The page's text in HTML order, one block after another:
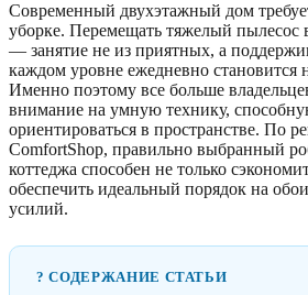
Современный двухэтажный дом
уборке. Перемещать тяжелый пылесос
— занятие не из приятных, а
каждом уровне ежедневно становится
Именно поэтому все больше
внимание на умную технику,
ориентироваться в пространстве. По
ComfortShop, правильно выбранный
коттеджа способен не только
обеспечить идеальный порядок на
усилий.
? СОДЕРЖАНИЕ СТАТЬИ